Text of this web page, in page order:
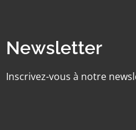
Newsletter
Inscrivez-vous à notre